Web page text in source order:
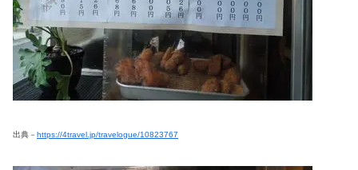
出典－ https://4travel.jp/travelogue/10823767